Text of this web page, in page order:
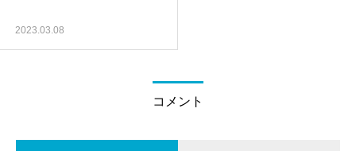
2023.03.08
コメント